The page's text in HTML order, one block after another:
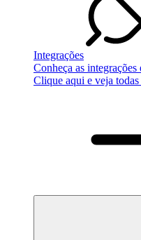
Integrações
Conheça as
Clique aqui e veja